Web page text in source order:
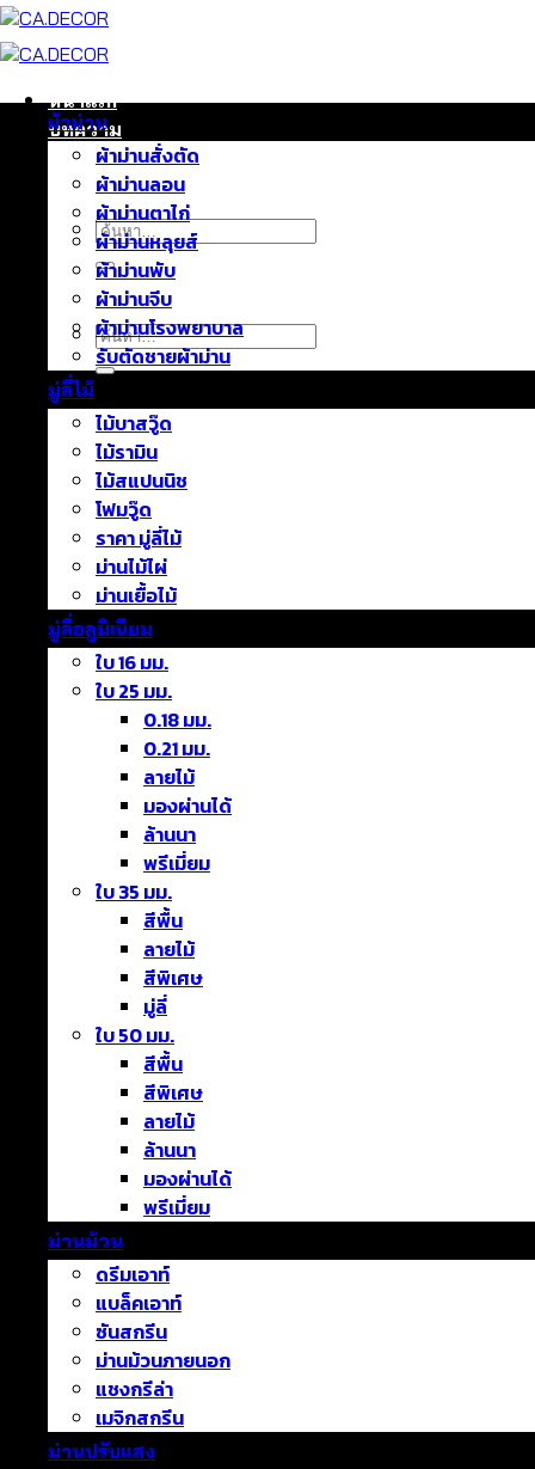
ข้าม
ยัง
หน้าแรก
บทความ
ติดต่อเรา
เกี่ยวกับเรา
ค้นหา:
ค้นหา:
ผ้าม่าน
ผ้าม่านสั่งตัด
ผ้าม่านลอน
ผ้าม่านตาไก่
ผ้าม่านหลุยส์
ผ้าม่านพับ
ผ้าม่านจีบ
ผ้าม่านโรงพยาบาล
รับตัดชายผ้าม่าน
มู่ลี่ไม้
ไม้บาสวู๊ด
ไม้รามิน
ไม้สแปนนิช
โฟมวู๊ด
ราคา มู่ลี่ไม้
ม่านไม้ไผ่
ม่านเยื้อไม้
มู่ลี่อลูมิเนียม
ใบ 16 มม.
ใบ 25 มม.
0.18 มม.
0.21 มม.
ลายไม้
มองผ่านได้
ล้านนา
พรีเมี่ยม
ใบ 35 มม.
สีพื้น
ลายไม้
สีพิเศษ
มู่ลี่
ใบ 50 มม.
สีพื้น
สีพิเศษ
ลายไม้
ล้านนา
มองผ่านได้
พรีเมี่ยม
ม่านม้วน
ดรีมเอาท์
แบล็คเอาท์
ซันสกรีน
ม่านม้วนภายนอก
แชงกรีล่า
เมจิกสกรีน
ม่านปรับแสง